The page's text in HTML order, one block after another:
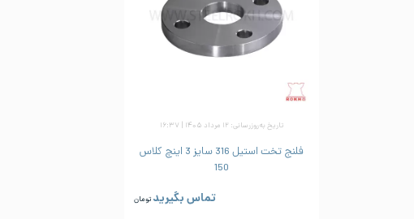
تاریخ به‌روزرسانی: ۱۲ مرداد ۱۴۰۵ | ۱۶:۳۷
فلنج تخت استیل 316 سایز 3 اینچ کلاس
150
تماس بگیرید تومان